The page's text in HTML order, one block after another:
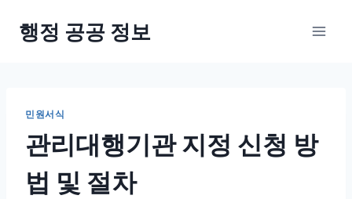
행정 공공 정보
민원서식
관리대행기관 지정 신청 방
법 및 절차